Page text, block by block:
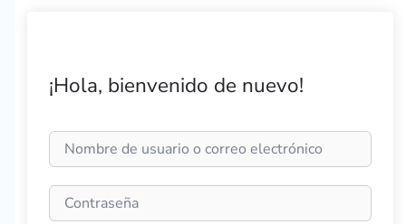
¡Hola, bienvenido de nuevo!